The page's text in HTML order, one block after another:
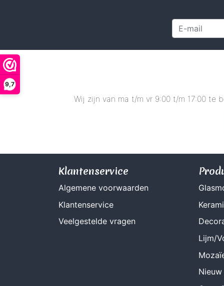
9,7
Glasmozaïek steentjes
Keramische
Keramische
Geglazuurde
Binnen
Buiten tegels Cesi
Wij zijn van ma t/m vr 9:00 t/m 17:00 te
Klantenservice
Algemene voorwaarden
Klantenservice
Veelgestelde vragen
Lijm/